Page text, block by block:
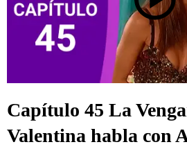
Capítulo 45 La
Valentina habla con